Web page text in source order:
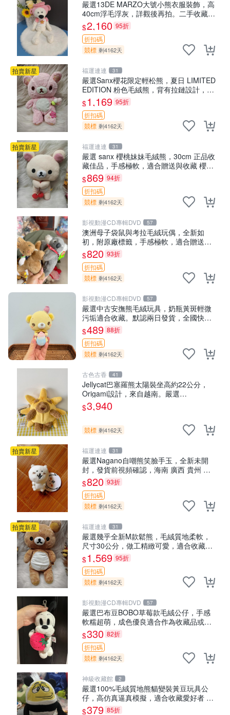
嚴選13DE MARZO大號小熊衣服裝飾，高
40cm浮毛浮灰，詳觀後再拍。二手收藏請
珍惜。 13DE MARZO 二手 小熊 衣服裝飾
$2,160 95折
折扣碼
競標 剩4162天
拍賣新星 福運連連 31
嚴選Sanx櫻花限定輕松熊，夏日 LIMITED
EDITION 粉色毛絨熊，背有拉鏈設計，肚
內填充豆袋，精致工藝呈現，狀態如新，
適合收藏與送人 櫻花、
$1,169 95折
折扣碼
競標 剩4162天
拍賣新星 福運連連 31
嚴選 sanx 櫻桃妹妹毛絨熊，30cm 正品收
藏佳品，手感極軟，適合贈送與收藏 櫻桃
妹妹、sanx、毛絨熊
$869 94折
折扣碼
競標 剩4162天
影視動漫CD專輯DVD 57
澳洲母子袋鼠與考拉毛絨玩偶，全新如
初，附原廠標籤，手感極軟，適合贈送親
朋好友。袋鼠與考拉正版，精緻尺寸，適
合作為收藏或家飾擺設，增添暖意。 母
子、袋鼠、
$820 93折
折扣碼
競標 剩4162天
影視動漫CD專輯DVD 57
嚴選中古安撫熊毛絨玩具，奶瓶黃斑輕微
污垢適合收藏。默認兩日發貨，全國快遞
隨機派送。 成色如圖可放心購買，輕微瑕
疵和臟污不影響使用。 安撫熊 中古玩偶
毛
$489 88折
折扣碼
競標 剩4162天
古色古香 41
Jellycat巴塞羅熊太陽裝坐高約22公分，
Origami設計，來自越南。嚴選
Recommendation！巴塞羅、 Origami
熊、Jelly
$3,940
競標 剩4162天
拍賣新星 福運連連 31
嚴選Nagano自嘲熊笑臉手玉，全新未開
封，發貨前視頻確認，海南 廣西 貴州 嚴
選Nagano自嘲熊笑臉手玉，全新未開封，
發貨前視頻確認，四川 重慶 內
$820 93折
折扣碼
競標 剩4162天
拍賣新星 福運連連 31
嚴選幾乎全新M款鬆熊，毛絨質地柔軟，
尺寸30公分，做工精緻可愛，適合收藏或
贈送親友。中古使用痕跡，手感依然優
良。 鬆熊 嬰熊 毛玩偶
$1,569 95折
折扣碼
競標 剩4162天
影視動漫CD專輯DVD 57
嚴選巴布豆BOBO草莓款毛絨公仔，手感
軟糯超萌，成色優良適合作為收藏品或包
包配飾。可視頻確認詳情。 巴布豆 BOBO
草莓 毛絨公仔 收藏 包配飾
$330 82折
折扣碼
競標 剩4162天
神級收藏館 2
嚴選100%毛絨質地熊貓變裝黃豆玩具公
仔，高仿真逼真模擬，適合收藏愛好者 熊
貓 黃豆 公仔
$379 85折